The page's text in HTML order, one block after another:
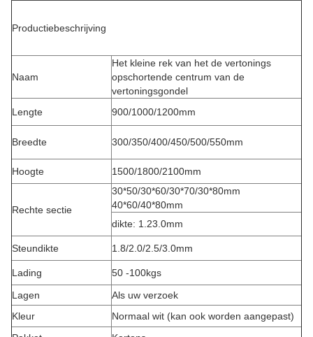
Productiebeschrijving
Naam
Het kleine rek van het de vertonings
opschortende centrum van de
vertoningsgondel
Lengte
900/1000/1200mm
Breedte 300/350/400/450/500/550mm
Hoogte 1500/1800/2100mm
Rechte sectie
30*50/30*60/30*70/30*80mm
40*60/40*80mm
dikte: 1.23.0mm
Steundikte 1.8/2.0/2.5/3.0mm
Lading
50 -100kgs
Lagen
Als uw verzoek
Kleur
Normaal wit (kan ook worden aangepast)